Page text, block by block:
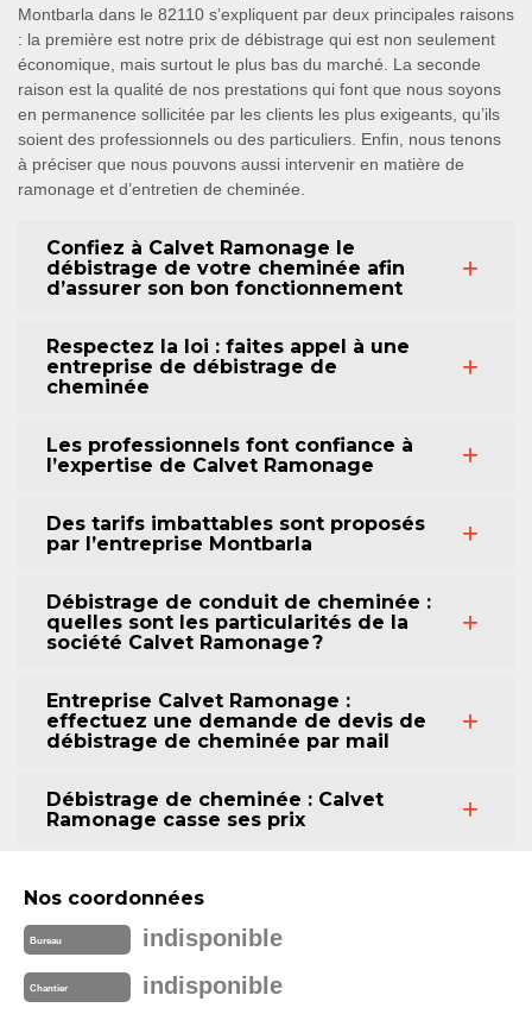
Montbarla dans le 82110 s’expliquent par deux principales raisons
: la première est notre prix de débistrage qui est non seulement
économique, mais surtout le plus bas du marché. La seconde
raison est la qualité de nos prestations qui font que nous soyons
en permanence sollicitée par les clients les plus exigeants, qu’ils
soient des professionnels ou des particuliers. Enfin, nous tenons
à préciser que nous pouvons aussi intervenir en matière de
ramonage et d’entretien de cheminée.
Confiez à Calvet Ramonage le
débistrage de votre cheminée afin
d’assurer son bon fonctionnement
Respectez la loi : faites appel à une
entreprise de débistrage de
cheminée
Les professionnels font confiance à
l’expertise de Calvet Ramonage
Des tarifs imbattables sont proposés
par l’entreprise Montbarla
Débistrage de conduit de cheminée :
quelles sont les particularités de la
société Calvet Ramonage ?
Entreprise Calvet Ramonage :
effectuez une demande de devis de
débistrage de cheminée par mail
Débistrage de cheminée : Calvet
Ramonage casse ses prix
Nos coordonnées
Bureau indisponible
Chantier indisponible